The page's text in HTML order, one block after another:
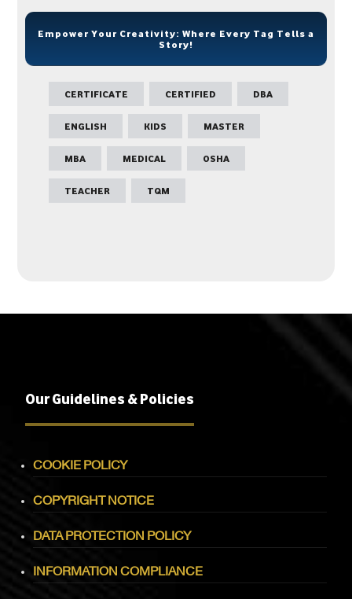
Empower Your Creativity: Where Every Tag Tells a
Story!
CERTIFICATE CERTIFIED
DBA
ENGLISH
KIDS
MASTER
MBA
MEDICAL
OSHA
TEACHER
TQM
Our Guidelines & Policies
COOKIE POLICY
COPYRIGHT NOTICE
DATA PROTECTION POLICY
INFORMATION COMPLIANCE